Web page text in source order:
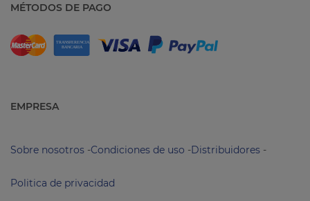
MÉTODOS DE PAGO
EMPRESA
Sobre nosotros -Condiciones de uso -Distribuidores -
Politica de privacidad